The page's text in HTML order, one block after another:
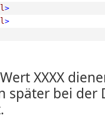
>
>
XXXX
später bei der